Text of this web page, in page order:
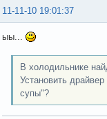
11-11-10 19:01:37
ыы...
В холодильнике
Установить
супы"?